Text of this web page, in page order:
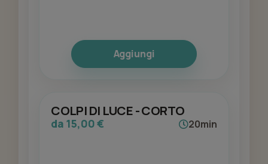
Aggiungi
COLPI DI LUCE - CORTO
da 15,00 € 20min